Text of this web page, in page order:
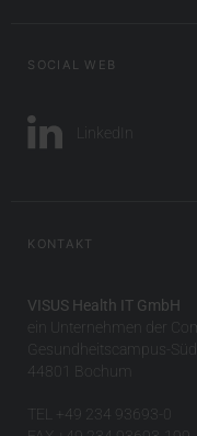
SOCIAL WEB
LinkedIn
KONTAKT
VISUS Health IT GmbH
ein Unternehmen der
Gesundheitscampus-Süd
44801 Bochum
TEL +49 234 93693-0